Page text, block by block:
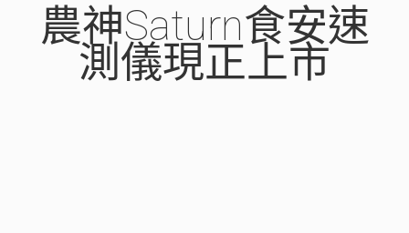
農神Saturn食安速
測儀現正上市